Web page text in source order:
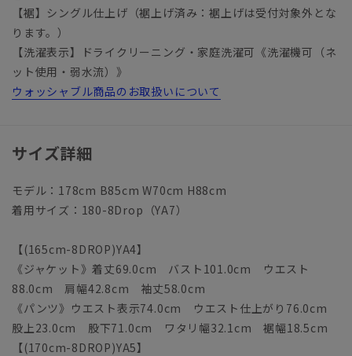
【裾】シングル仕上げ（裾上げ済み：裾上げは受付対象外とな
ります。）
【洗濯表示】ドライクリーニング・家庭洗濯可《洗濯機可（ネ
ット使用・弱水流）》
ウォッシャブル商品のお取扱いについて
サイズ詳細
モデル：178cm B85cm W70cm H88cm
着用サイズ：180-8Drop（YA7）
【(165cm-8DROP)YA4】
《ジャケット》着丈69.0cm バスト101.0cm ウエスト
88.0cm 肩幅42.8cm 袖丈58.0cm
《パンツ》ウエスト表示74.0cm ウエスト仕上がり76.0cm
股上23.0cm 股下71.0cm ワタリ幅32.1cm 裾幅18.5cm
【(170cm-8DROP)YA5】